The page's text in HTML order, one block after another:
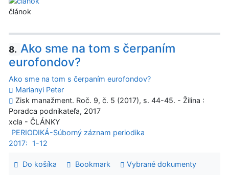
článok
8. Ako sme na tom s čerpaním
eurofondov?
Ako sme na tom s čerpaním eurofondov?
Marianyi Peter
Zisk manažment. Roč. 9, č. 5 (2017), s. 44-45. - Žilina :
Poradca podnikateľa, 2017
xcla - ČLÁNKY
PERIODIKÁ-Súborný záznam periodika
2017:
1-12
Do košíka Bookmark Vybrané dokumenty